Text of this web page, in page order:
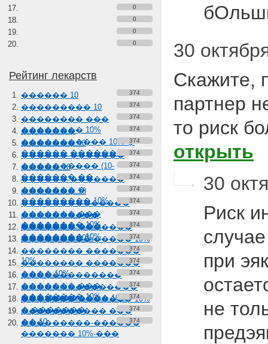
0
0
0
0
Рейтинг лекарств
������ 10 374
��������� 10 374
�������� ���
�������� 10%
374
�������
����������� 10% �
������ �������
374
������� 10 374
������ �������
���������� (10-
������� ��
374
����� 10 374
������ �������
������� �
��������� 10%
374
������� 10 374
��������������
������� ���
�������� 10%
374
����������
������� ���
�������� 10%
374
������� �������
������� 10%
374
��������� ����� 10%
374
�������� �������
10%
374
�������� �������
���� 10%
374
�������������
������� ���
�������� 10%
374
���������������
��� �������� 10%
374
������� ������� 10%
� �������
374
����������� ���
��-10
374
���������-������
������� 10%-���
374
30
Скажите,
партнер
то риск
открыть
30
Риск
при
не